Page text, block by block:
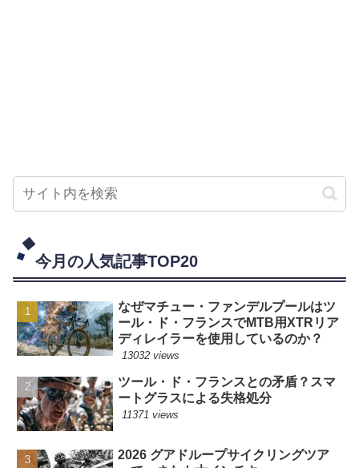
今月の人気記事TOP20
なぜマチュー・ファンデルプールはツ
ール・ド・フランスでMTB用XTRリア
ディレイラーを使用しているのか？
13032 views
ツール・ド・フランスとの矛盾？スマ
ートグラスによる失格処分
11371 views
2026 グアドループサイクリングツア